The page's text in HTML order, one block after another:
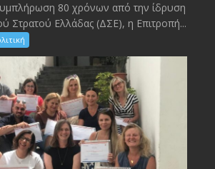
80 χρόνων από την ίδρυση
Στρατού Ελλάδας (ΔΣΕ), η Επιτροπή...